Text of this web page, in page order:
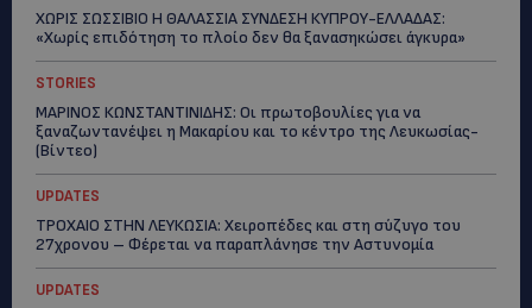
ΧΩΡΙΣ ΣΩΣΣΙΒΙΟ Η ΘΑΛΑΣΣΙΑ ΣΥΝΔΕΣΗ ΚΥΠΡΟΥ-ΕΛΛΑΔΑΣ:
«Χωρίς επιδότηση το πλοίο δεν θα ξανασηκώσει άγκυρα»
STORIES
ΜΑΡΙΝΟΣ ΚΩΝΣΤΑΝΤΙΝΙΔΗΣ: Οι πρωτοβουλίες για να
ξαναζωντανέψει η Μακαρίου και το κέντρο της Λευκωσίας-
(Βίντεο)
UPDATES
ΤΡΟΧΑΙΟ ΣΤΗΝ ΛΕΥΚΩΣΙΑ: Χειροπέδες και στη σύζυγο του
27χρονου – Φέρεται να παραπλάνησε την Αστυνομία
UPDATES